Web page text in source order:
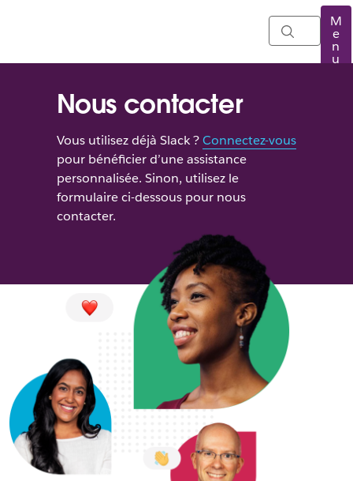
M
e
n
u
Nous contacter
Vous utilisez déjà Slack ?Connectez-vous
pour bénéficier d’une assistance
personnalisée. Sinon, utilisez le
formulaire ci-dessous pour nous
contacter.